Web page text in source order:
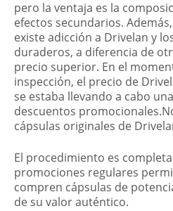
pero la ventaja es la
efectos secundarios.
existe adicción a Drivelan y
duraderos, a diferencia de
precio superior. En el
inspección, el precio de
se estaba llevando a cabo
descuentos
cápsulas originales de
El procedimiento es
promociones regulares
compren cápsulas de
de su valor auténtico.